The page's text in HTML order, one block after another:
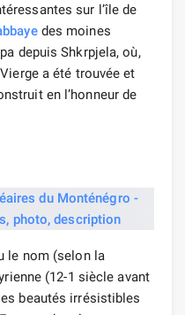
sur l’île de
des moines
depuis Shkrpjela, où,
a été trouvée et
en l’honneur de
le nom (selon la
(12-1 siècle avant
beautés irrésistibles